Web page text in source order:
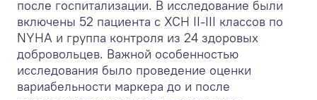
после госпитализации. В исследование были
включены 52 пациента с ХСН II-III классов по
NYHA и группа контроля из 24 здоровых
добровольцев. Важной особенностью
исследования было проведение оценки
вариабельности маркера до и после